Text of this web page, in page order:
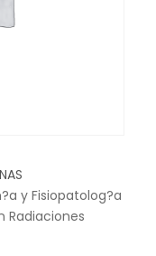
y Fisiopatolog?a
Radiaciones